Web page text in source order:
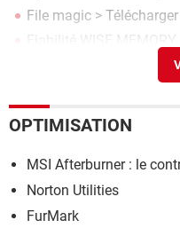
File magic >
Fiabilité WISE MEMORY
OPTIMISATION
MSI Afterburner : le
Norton Utilities
FurMark